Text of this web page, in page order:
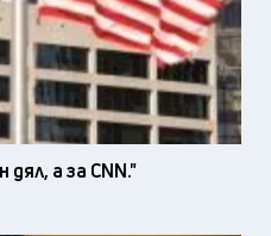
а за CNN."